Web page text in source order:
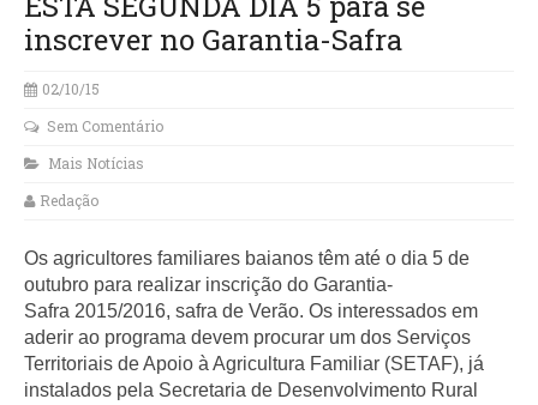
02/10/15
Sem Comentário
Mais Notícias
Redação
Os agricultores familiares baianos têm até o dia 5 de
outubro para realizar inscrição do Garantia-
Safra 2015/2016, safra de Verão. Os interessados em
aderir ao programa devem procurar um dos Serviços
Territoriais de Apoio à Agricultura Familiar (SETAF), já
instalados pela Secretaria de Desenvolvimento Rural